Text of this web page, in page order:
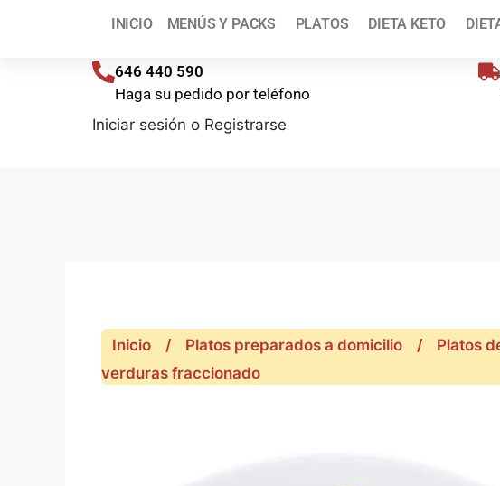
646 440 590
Haga su pedido por teléfono
Iniciar sesión o Registrarse
INICIO MENÚS Y PACKS PLATOS DIETA KETO
Inicio / Platos preparados a domicilio / Platos
verduras fraccionado